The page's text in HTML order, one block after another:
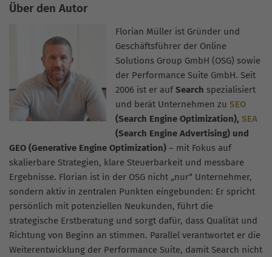
Über den Autor
Florian Müller ist Gründer und
Geschäftsführer der Online
Solutions Group GmbH (OSG) sowie
der Performance Suite GmbH. Seit
2006 ist er aufSearch spezialisiert
und berät Unternehmen zu SEO
(Search Engine Optimization), SEA
(Search Engine Advertising) und
GEO (Generative Engine Optimization) – mit Fokus auf
skalierbare Strategien, klare Steuerbarkeit und messbare
Ergebnisse. Florian ist in der OSG nicht „nur“ Unternehmer,
sondern aktiv in zentralen Punkten eingebunden: Er spricht
persönlich mit potenziellen Neukunden, führt die
strategische Erstberatung und sorgt dafür, dass Qualität und
Richtung von Beginn an stimmen. Parallel verantwortet er die
Weiterentwicklung der Performance Suite, damit Search nicht